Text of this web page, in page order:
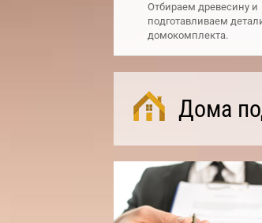
Отбираем древесину и
подготавливаем
домокомплекта.
Дома